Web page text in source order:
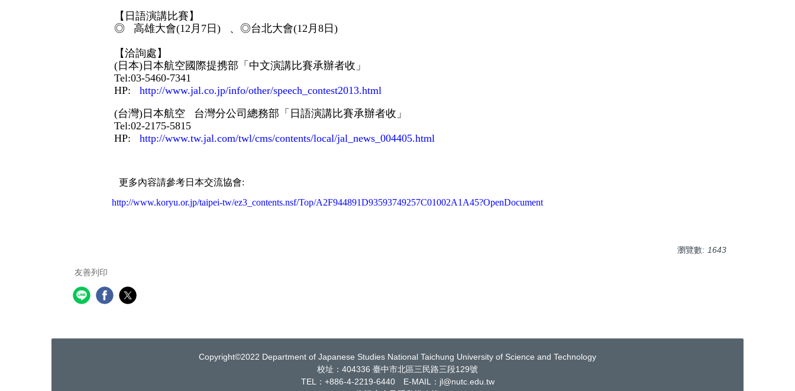
【日語演講比賽】
◎ 高雄大會(12月7日) 、◎台北大會(12月8日)
【洽詢處】
(日本)日本航空國際提携部「中文演講比賽承辦者收」
Tel:03-5460-7341
HP: http://www.jal.co.jp/info/other/speech_contest2013.html
(台灣)日本航空 台灣分公司總務部「日語演講比賽承辦者收」
Tel:02-2175-5815
HP: http://www.tw.jal.com/twl/cms/contents/local/jal_news_004405.html
更多內容請參考日本交流協會:
http://www.koryu.or.jp/taipei-tw/ez3_contents.nsf/Top/A2F944891D93593749257C01002A1A45?OpenDocument
瀏覽數: 1643
友善列印
Copyright©2022 Department of Japanese Studies National Taichung University of Science and Technology
校址：404336 臺中市北區三民路三段129號
TEL：+886-4-2219-6440 E-MAIL：jl@nutc.edu.tw